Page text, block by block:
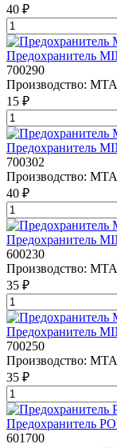
40 ₽
Предохранитель
700290
Производство:
15 ₽
Предохранитель
700302
Производство:
40 ₽
Предохранитель
600230
Производство:
35 ₽
Предохранитель
700250
Производство:
35 ₽
Предохранитель
601700